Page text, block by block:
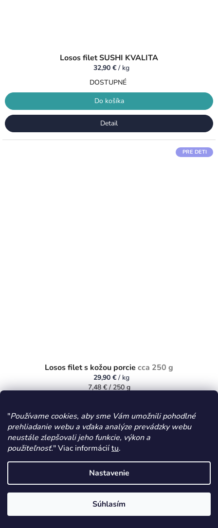
"Používame cookies, aby sme Vám umožnili pohodlné
prehliadanie webu a vďaka analýze prevádzky webu
neustále zlepšovali jeho funkcie, výkon a
použiteľnosť." Viac informáciítu.
Nastavenie
Súhlasím
Losos filet SUSHI KVALITA
32,90 € / kg
DOSTUPNÉ
Do košíka
Detail
PRE DETI
Losos filet s kožou porcie cca 250 g
29,90 €/ kg
Jednotková
7,48 € / 250 g
Do košíka
Detail
Kontakt
zakaznici@rybyspeciality.sk